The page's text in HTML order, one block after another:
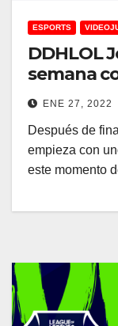
ESPORTS
DDHLOL
semana
ENE 27, 2022
Después de
empieza con
este momento